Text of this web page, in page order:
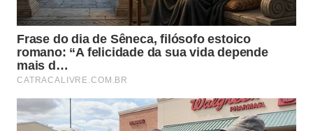
A sociologia contemporânea aponta que o
isolamento característico dos prédios modernos
pode ser atenuado com atitudes conscientes.
Chamar o
porteiropelo seu próprio nome altera
totalmente a percepção do espaço, gerando
generosas doses deempatiadiária.